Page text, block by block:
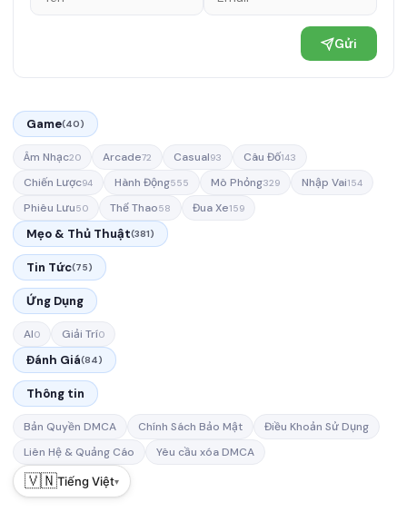
Gửi
Game(40)
Âm Nhạc20 Arcade72 Casual93 Câu Đố143
Chiến Lược94 Hành Động555 Mô Phỏng329 Nhập Vai154
Phiêu Lưu50 Thể Thao58 Đua Xe159
Mẹo & Thủ Thuật(381)
Tin Tức(75)
Ứng Dụng
AI0 Giải Trí0
Đánh Giá(84)
Thông tin
Bản Quyền DMCA Chính Sách Bảo Mật
Điều Khoản Sử Dụng
Liên Hệ & Quảng Cáo
Yêu cầu xóa DMCA
🇻🇳Tiếng Việt▾